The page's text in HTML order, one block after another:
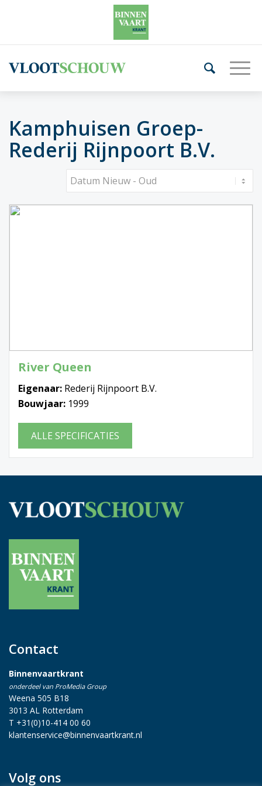
Kamphuisen Groep-
Rederij Rijnpoort B.V.
River Queen
Eigenaar: Rederij Rijnpoort B.V.
Bouwjaar: 1999
ALLE SPECIFICATIES
Contact
Binnenvaartkrant
onderdeel van ProMedia Group
Weena 505 B18
3013 AL Rotterdam
T +31(0)10-414 00 60
klantenservice@binnenvaartkrant.nl
Volg ons